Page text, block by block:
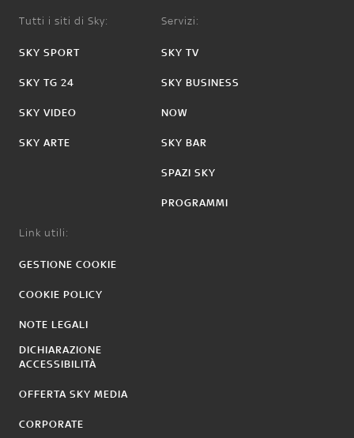
Tutti i siti di Sky:
SKY SPORT
SKY TG 24
SKY VIDEO
SKY ARTE
Servizi:
SKY TV
SKY BUSINESS
NOW
SKY BAR
SPAZI SKY
PROGRAMMI
Link utili:
GESTIONE COOKIE
COOKIE POLICY
NOTE LEGALI
DICHIARAZIONE
ACCESSIBILITÀ
OFFERTA SKY MEDIA
CORPORATE